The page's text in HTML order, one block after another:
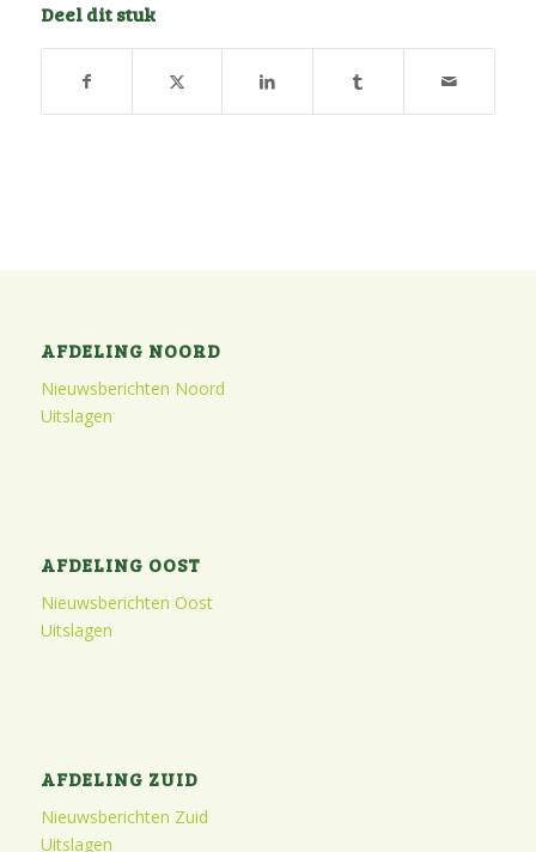
Deel dit stuk
AFDELING NOORD
Nieuwsberichten Noord
Uitslagen
AFDELING OOST
Nieuwsberichten Oost
Uitslagen
AFDELING ZUID
Nieuwsberichten Zuid
Uitslagen